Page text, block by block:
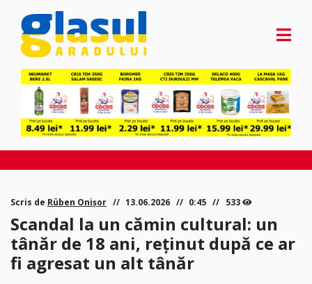
Scris de Rüben Onișor 13.06.2026 0:45 533
Scandal la un cămin cultural: un
tânăr de 18 ani, reținut după ce ar
fi agresat un alt tânăr